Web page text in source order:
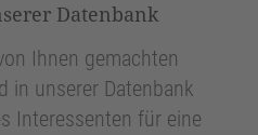
Datenbank
Ihnen gemachten
in unserer Datenbank
Interessenten für eine